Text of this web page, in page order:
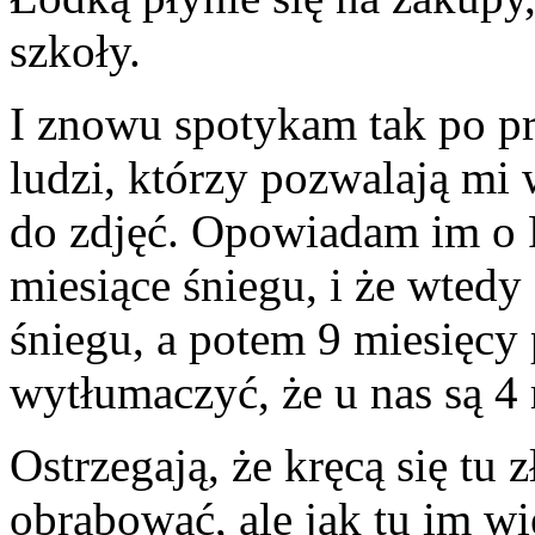
szkoły.
I znowu spotykam tak po
ludzi, którzy pozwalają mi
do zdjęć. Opowiadam im o
miesiące śniegu, i że wtedy
śniegu, a potem 9
wytłumaczyć, że u nas są
Ostrzegają, że kręcą się tu
obrabować, ale jak tu im